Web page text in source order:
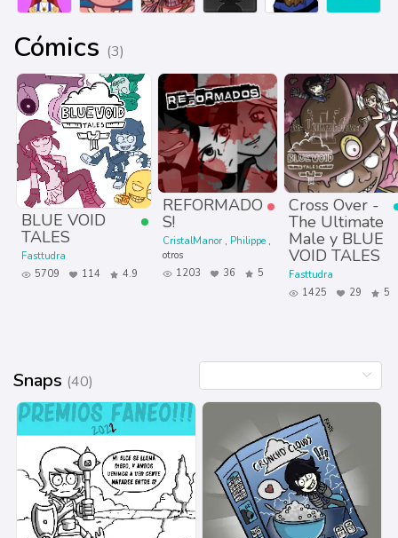
Cómics (3)
BLUE VOID
TALES
Fasttudra
5709
114 4.9
REFORMADO
S!
CristalManor
Philippe
otros
1203
36 5
Cross Over -
The Ultimate
Male y BLUE
VOID TALES
Fasttudra
1425
29 5
Snaps (40)